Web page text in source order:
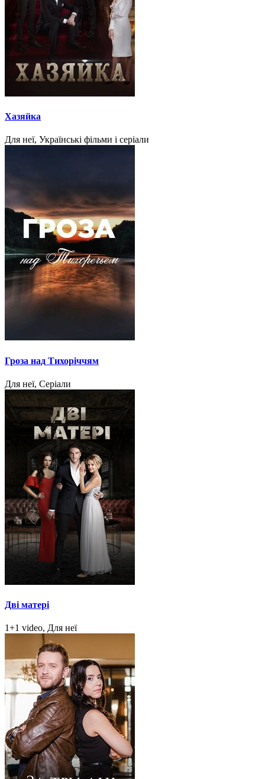
Хазяйка
Для неї, Українські фільми і серіали
Гроза над Тихоріччям
Для неї, Серіали
Дві матері
1+1 video, Для неї